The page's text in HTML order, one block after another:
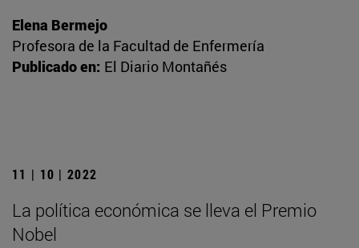
Elena Bermejo
Profesora de la Facultad de Enfermería
Publicado en: El Diario Montañés
11 | 10 | 2022
La política económica se lleva el Premio
Nobel